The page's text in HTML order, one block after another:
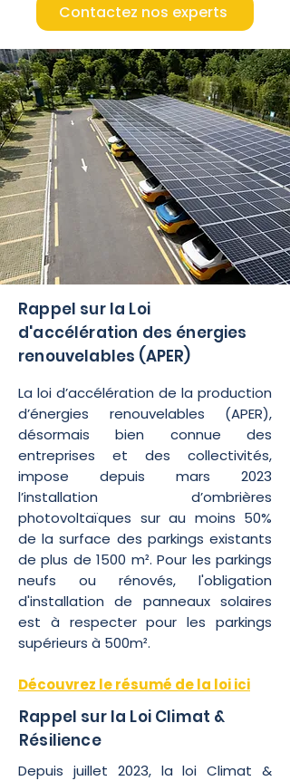
Contactez nos experts
Rappel sur la Loi
d'accélération des énergies
renouvelables (APER)
La loi d’accélération de la production
d’énergies renouvelables (APER),
désormais bien connue des
entreprises et des collectivités,
impose depuis mars 2023
l’installation d’ombrières
photovoltaïques sur au moins 50%
de la surface des parkings existants
de plus de 1500 m². Pour les parkings
neufs ou rénovés, l'obligation
d'installation de panneaux solaires
est à respecter pour les parkings
supérieurs à 500m².
Découvrez le résumé de la loi ici
Rappel sur la Loi Climat &
Résilience
Depuis juillet 2023, la loi Climat &